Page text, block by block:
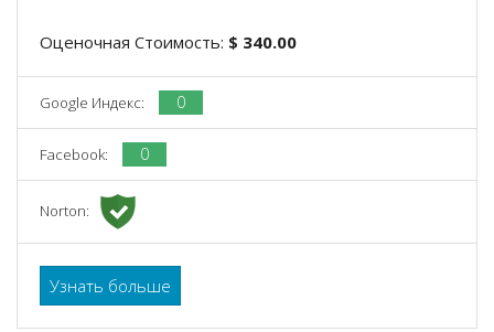
Оценочная Стоимость: $ 340.00
Google Индекс: 0
Facebook: 0
Norton:
Узнать больше